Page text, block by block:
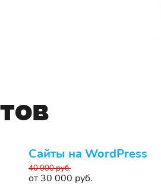
Сайты на WordPress
40 000 руб.
от 30 000 руб.